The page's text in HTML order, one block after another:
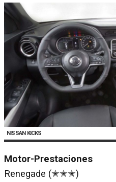
NISSAN KICKS
Motor-Prestaciones
Renegade (✭✭✭)